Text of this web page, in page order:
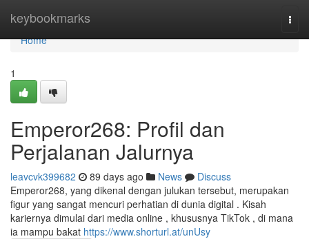
keybookmarks
Home
Home
1
Emperor268: Profil dan
Perjalanan Jalurnya
leavcvk399682 89 days ago News
Discuss
Emperor268, yang dikenal dengan julukan tersebut, merupakan
figur yang sangat mencuri perhatian di dunia digital . Kisah
kariernya dimulai dari media online , khususnya TikTok , di mana
ia mampu bakat https://www.shorturl.at/unUsy